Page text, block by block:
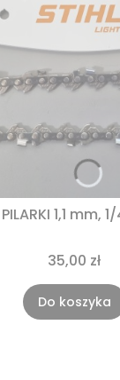
1,1 mm,
35,00 zł
Do koszyka